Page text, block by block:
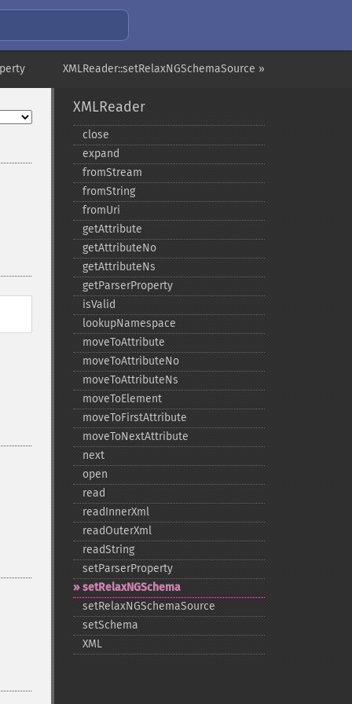
XMLReader::setRelaxNGSchemaSource »
XMLReader
close
expand
fromStream
fromString
fromUri
getAttribute
getAttributeNo
getAttributeNs
getParserProperty
isValid
lookupNamespace
moveToAttribute
moveToAttributeNo
moveToAttributeNs
moveToElement
moveToFirstAttribute
moveToNextAttribute
next
open
read
readInnerXml
readOuterXml
readString
setParserProperty
setRelaxNGSchema
setRelaxNGSchemaSource
setSchema
XML